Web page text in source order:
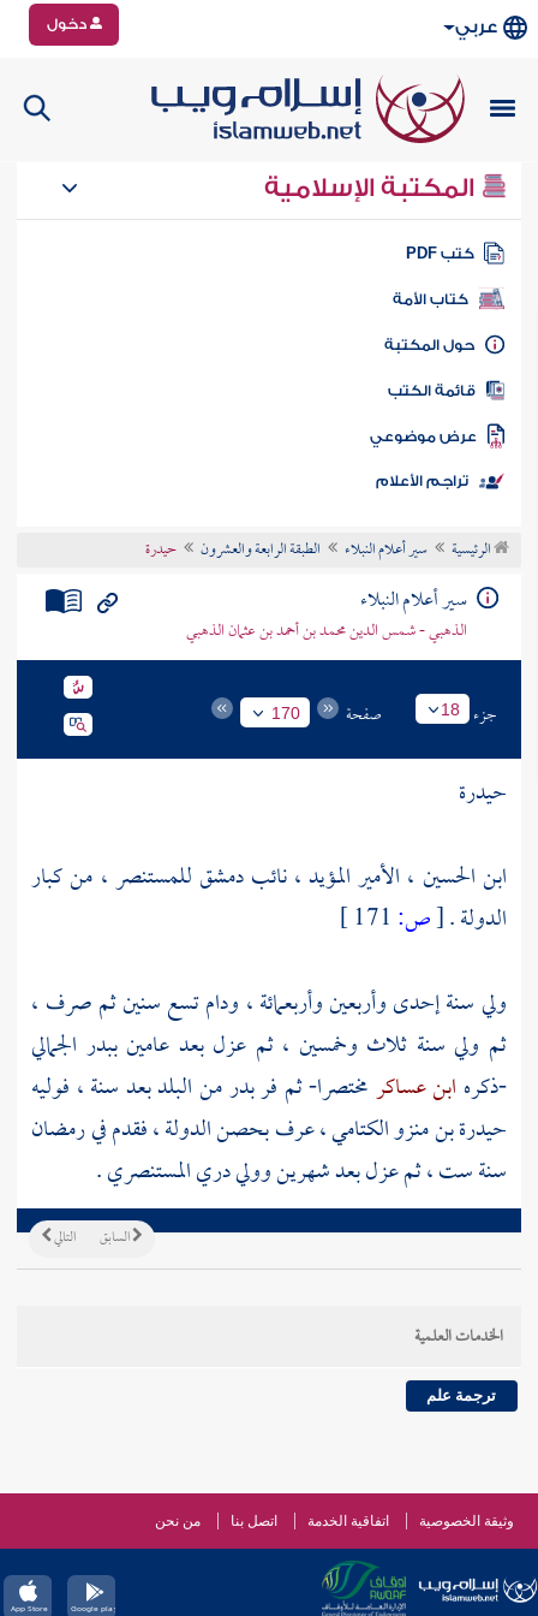
عربي دخول
المكتبة الإسلامية
كتب PDF
كتاب الأمة
المكتبة
الكتب
موضوعي
تراجم الأعلام
الرئيسية سير أعلام النبلاء الطبقة الرابعة والعشرون حيدرة
سير أعلام النبلاء
الذهبي - شمس الدين محمد بن أحمد بن عثمان الذهبي
جزء 18 صفحة 170
حيدرة
ابن الحسين ، الأمير المؤيد ، نائبدمشقللمستنصر، من كبار
الدولة .[ص:
ولي سنة إحدى وأربعين وأربعمائة ، ودام تسع سنين ثم صرف ،
ثم ولي سنة ثلاث وخمسين ، ثم عزل بعد عامينببدر الجمالي
-ذكره ابن عساكرمختصرا- ثم فربدرمن البلد بعد سنة ، فوليه
حيدرة بن منزو الكتامي، عرفبحصن الدولة، فقدم في رمضان
سنة ست ، ثم عزل بعد شهرين ووليدري المستنصري.
التالي السابق
الخدمات العلمية
ترجمة علم
وثيقة الخصوصية اتفاقية الخدمة اتصل بنا من نحن